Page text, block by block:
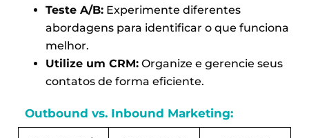
Teste A/B:Experimente diferentes
abordagens para identificar o que funciona
melhor.
Utilize um CRM:Organize e gerencie seus
contatos de forma eficiente.
Outbound vs. Inbound Marketing: